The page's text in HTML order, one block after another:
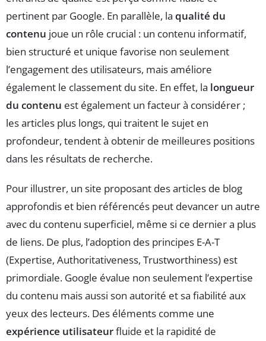
pertinent par Google. En parallèle, la qualité du
contenu joue un rôle crucial : un contenu informatif,
bien structuré et unique favorise non seulement
l’engagement des utilisateurs, mais améliore
également le classement du site. En effet, la longueur
du contenu est également un facteur à considérer ;
les articles plus longs, qui traitent le sujet en
profondeur, tendent à obtenir de meilleures positions
dans les résultats de recherche.
Pour illustrer, un site proposant des articles de blog
approfondis et bien référencés peut devancer un autre
avec du contenu superficiel, même si ce dernier a plus
de liens. De plus, l’adoption des principes E-A-T
(Expertise, Authoritativeness, Trustworthiness) est
primordiale. Google évalue non seulement l’expertise
du contenu mais aussi son autorité et sa fiabilité aux
yeux des lecteurs. Des éléments comme une
expérience utilisateurfluide et la rapidité de